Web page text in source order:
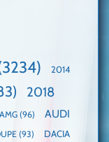
2014
2018
AMG (96)
AUDI
(93)
DACIA